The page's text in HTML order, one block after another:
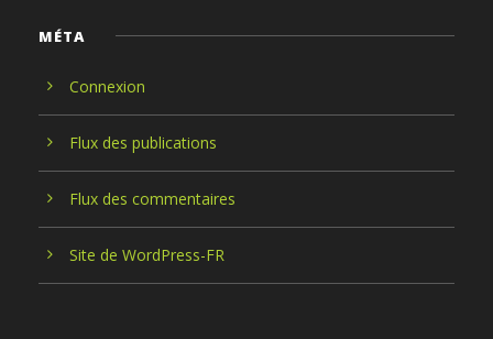
MÉTA
Connexion
Flux des publications
Flux des commentaires
Site de WordPress-FR